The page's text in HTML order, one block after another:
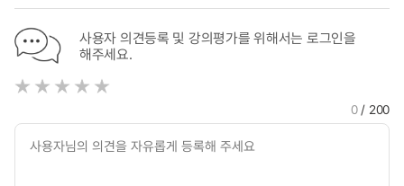
사용자 의견등록 및 강의평가를 위해서는 로그인을
해주세요.
0/ 200